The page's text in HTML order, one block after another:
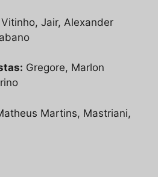
Vitinho, Jair, Alexander
Gregore, Marlon
Martins, Mastriani,